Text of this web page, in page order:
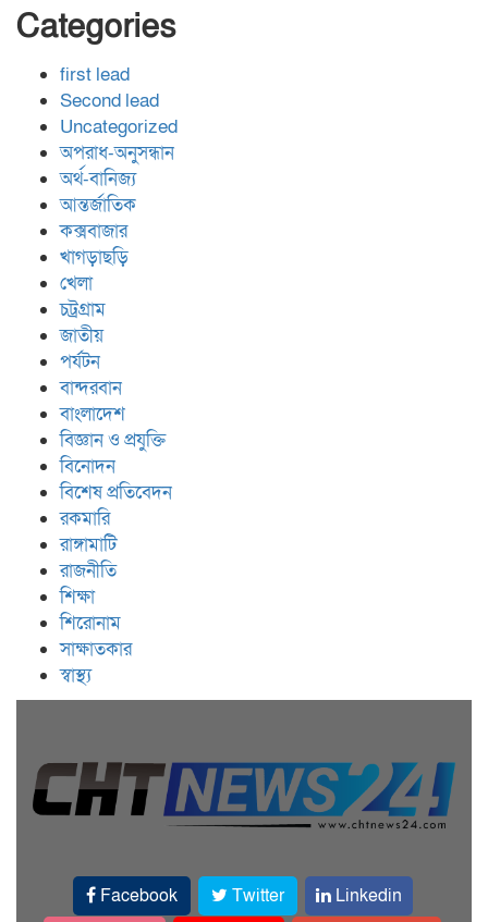
Categories
first lead
Second lead
Uncategorized
অপরাধ-অনুসন্ধান
অর্থ-বানিজ্য
আন্তর্জাতিক
কক্সবাজার
খাগড়াছড়ি
খেলা
চট্রগ্রাম
জাতীয়
পর্যটন
বান্দরবান
বাংলাদেশ
বিজ্ঞান ও প্রযুক্তি
বিনোদন
বিশেষ প্রতিবেদন
রকমারি
রাঙ্গামাটি
রাজনীতি
শিক্ষা
শিরোনাম
সাক্ষাতকার
স্বাস্থ্য
Facebook Twitter Linkedin